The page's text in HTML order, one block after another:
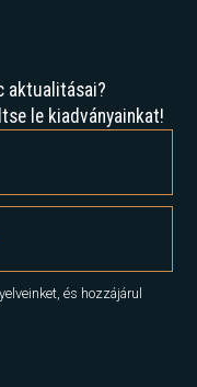
aktualitásai?
le kiadványainkat!
és hozzájárul